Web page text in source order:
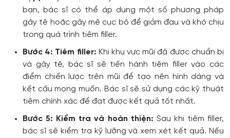
bạn, bác sĩ có thể áp dụng một số phương pháp
gây tê hoặc gây mê cục bộ để giảm đau và khó chịu
trong quá trình tiêm filler.
Bước 4: Tiêm filler: Khi khu vực mũi đã được chuẩn bị
và gây tê, bác sĩ sẽ tiến hành tiêm filler vào các
điểm chiến lược trên mũi để tạo nên hình dáng và
kết cấu mong muốn. Bác sĩ sẽ sử dụng các kỹ thuật
tiêm chính xác để đạt được kết quả tốt nhất.
Bước 5: Kiểm tra và hoàn thiện: Sau khi tiêm filler,
bác sĩ sẽ kiểm tra kỹ lưỡng và xem xét kết quả. Nếu